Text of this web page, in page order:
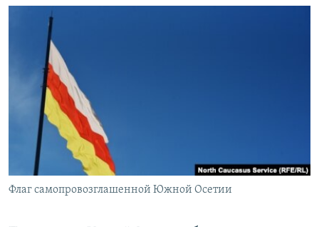
СЕВЕР.РЕАЛИИ
СИБИРЬ.РЕАЛИИ
РАСПИСАНИЕ ВЕЩАНИЯ
ПОДПИШИТЕСЬ НА РАССЫЛКУ
СОЦИАЛЬНЫЕ СЕТИ
Флаг самопровозглашенной Южной Осетии